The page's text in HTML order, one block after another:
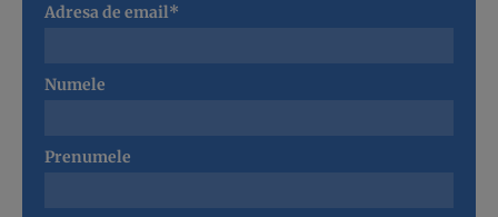
Adresa de email*
Numele
Prenumele